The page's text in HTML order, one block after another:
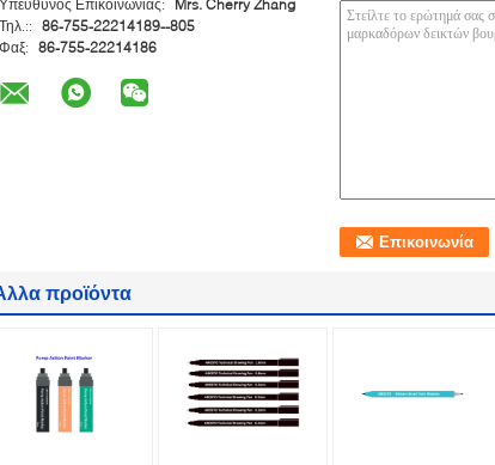
Υπεύθυνος Επικοινωνίας:
Mrs. Cherry Zhang
Τηλ.:: 86-755-22214189--805
Φαξ: 86-755-22214186
προϊόντα